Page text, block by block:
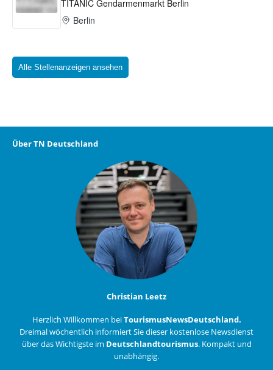
Alle Stellenanzeigen ansehen
Über TN Deutschland
Christian Leetz
Herzlich Willkommen beiTourismusNewsDeutschland.
Dreimal wöchentlich informiert Sie dieser kostenlose Newsdienst
über das Wichtigste im Deutschlandtourismus. Kompakt und
unabhängig.